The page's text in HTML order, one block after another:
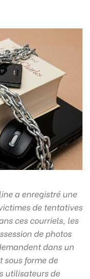
a enregistré une
de tentatives
ces courriels, les
de photos
dans un
forme de
utilisateurs de